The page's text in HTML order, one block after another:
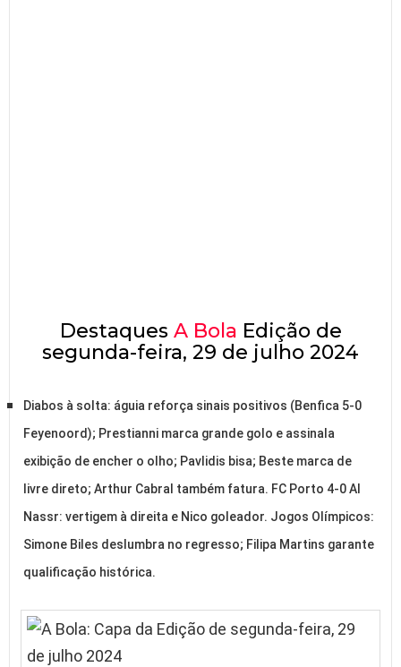
Destaques A Bola Edição de
segunda-feira, 29 de julho 2024
Diabos à solta: águia reforça sinais positivos (Benfica 5-0
Feyenoord); Prestianni marca grande golo e assinala
exibição de encher o olho; Pavlidis bisa; Beste marca de
livre direto; Arthur Cabral também fatura. FC Porto 4-0 Al
Nassr: vertigem à direita e Nico goleador. Jogos Olímpicos:
Simone Biles deslumbra no regresso; Filipa Martins garante
qualificação histórica.